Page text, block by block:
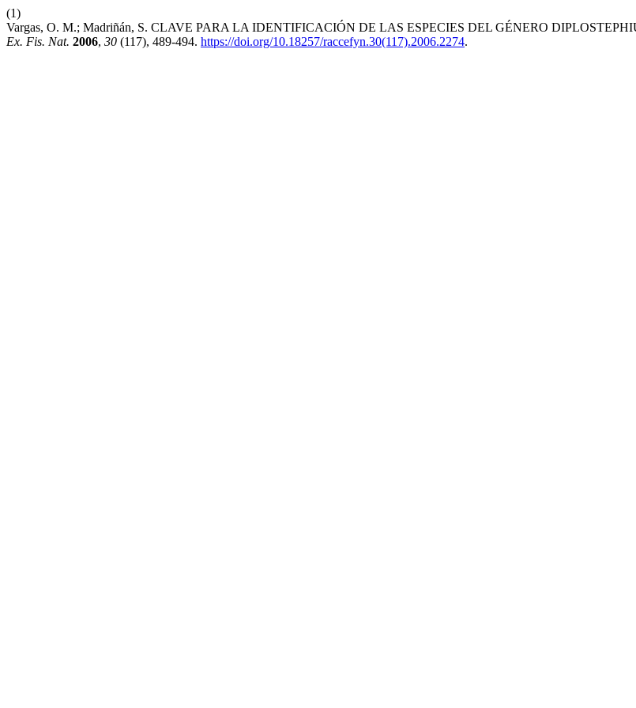
(1)
Vargas, O. M.; Madriñán, S. CLAVE PARA LA IDENTIFICACIÓN DE LAS ESPECIES DEL GÉNERO
Ex. Fis. Nat. 2006, 30 (117), 489-494. https://doi.org/10.18257/raccefyn.30(117).2006.2274.